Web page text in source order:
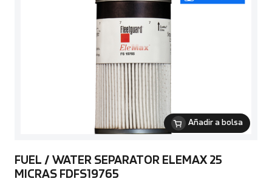
Añadir a bolsa
FUEL / WATER SEPARATOR ELEMAX 25
MICRAS FDFS19765